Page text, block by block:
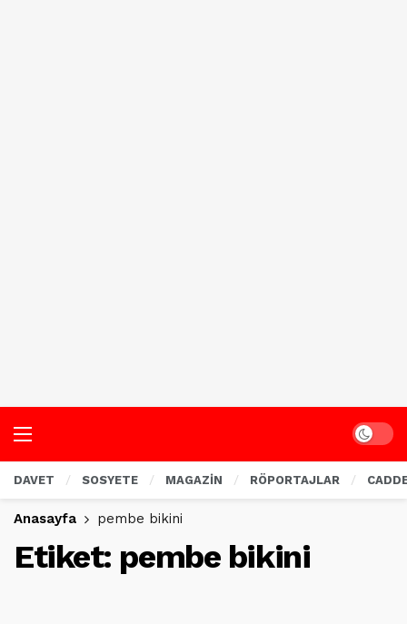
Dark
DAVET SOSYETE MAGAZİN RÖPORTAJLAR
Anasayfa pembe bikini
Etiket: pembe bikini